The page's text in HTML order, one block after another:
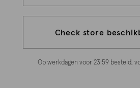
Check store
Op werkdagen voor 23:59 besteld,